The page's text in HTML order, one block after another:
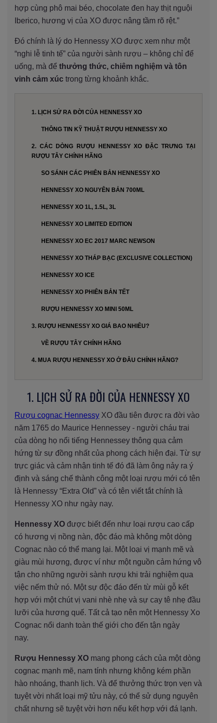
hợp cùng phô mai béo, chocolate đen hay thịt nguội
Iberico, hương vị của XO được nâng tầm rõ rệt.”
Đó chính là lý do Hennessy XO được xem như một
“nghi lễ tinh tế” của người sành rượu – không chỉ để
uống, mà để thưởng thức, chiêm nghiệm và tôn
vinh cảm xúc trong từng khoảnh khắc.
1. LỊCH SỬ RA ĐỜI CỦA HENNESSY XO
THÔNG TIN KỸ THUẬT RƯỢU HENNESSY XO
2. CÁC DÒNG RƯỢU HENNESSY XO ĐẶC TRƯNG TẠI
RƯỢU TÂY CHÍNH HÃNG
SO SÁNH CÁC PHIÊN BẢN HENNESSY XO
HENNESSY XO NGUYÊN BẢN 700ML
HENNESSY XO 1L, 1.5L, 3L
HENNESSY XO LIMITED EDITION
HENNESSY XO EC 2017 MARC NEWSON
HENNESSY XO THÁP BẠC (EXCLUSIVE COLLECTION)
HENNESSY XO ICE
HENNESSY XO PHIÊN BẢN TẾT
RƯỢU HENNESSY XO MINI 50ML
3. RƯỢU HENNESSY XO GIÁ BAO NHIÊU?
VỀ RƯỢU TÂY CHÍNH HÃNG
4. MUA RƯỢU HENNESSY XO Ở ĐÂU CHÍNH HÃNG?
1. LỊCH SỬ RA ĐỜI CỦA HENNESSY XO
Rượu cognac Hennessy XO đầu tiên được ra đời vào
năm 1765 do Maurice Hennessey - người cháu trai
của dòng họ nổi tiếng Hennessey thông qua cảm
hứng từ sự đồng nhất của phong cách hiện đại. Từ sự
trực giác và cảm nhận tinh tế đó đã làm ông nảy ra ý
định và sáng chế thành công một loại rượu mới có tên
là Hennessy “Extra Old” và có tên viết tắt chính là
Hennessy XO như ngày nay.
Hennessy XO được biết đến như loại rượu cao cấp
có hương vị nồng nàn, độc đáo mà không một dòng
Cognac nào có thể mang lại. Một loại vị mạnh mẽ và
giàu mùi hương, được ví như một nguồn cảm hứng vô
tận cho những người sành rượu khi trải nghiệm qua
việc nếm thử nó. Một sự độc đáo đến từ mùi gỗ kết
hợp với một chút vị vani nhè nhẹ và sự cay tê nhẹ đầu
lưỡi của hương quế. Tất cả tạo nên một Hennessy Xo
Cognac nổi danh toàn thế giới cho đến tận ngày
nay.
Rượu Hennessy XO mang phong cách của một dòng
cognac mạnh mẽ, nam tính nhưng không kém phần
hào nhoáng, thanh lịch. Và để thưởng thức trọn vẹn và
tuyệt vời nhất loại mỹ tửu này, có thể sử dụng nguyên
chất nhưng sẽ tuyệt vời hơn nếu kết hợp với đá lạnh.